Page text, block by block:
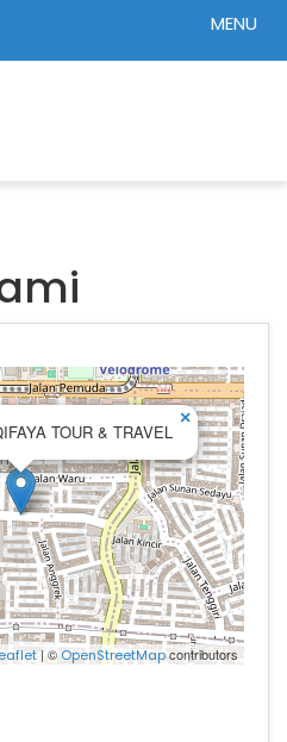
TOUR & TRAVEL
×
| © OpenStreetMapcontributors
MENU